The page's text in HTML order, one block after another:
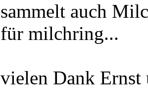
sammelt auch
für milchring...
vielen Dank Ernst